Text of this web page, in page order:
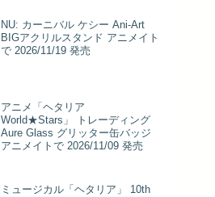
NU: カーニバル ケシー Ani-Art
BIGアクリルスタンド アニメイト
で 2026/11/19 発売
アニメ「ヘタリア
World★Stars」 トレーディング
Aure Glass グリッター缶バッジ
アニメイトで 2026/11/09 発売
ミュージカル「ヘタリア」 10th